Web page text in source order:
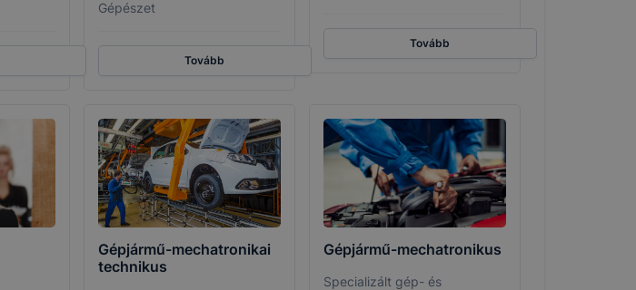
Gépészet
Tovább
Tovább
Gépjármű-mechatronikai
technikus
Gépjármű-mechatronikus
Specializált gép- és